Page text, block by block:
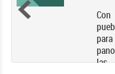
las